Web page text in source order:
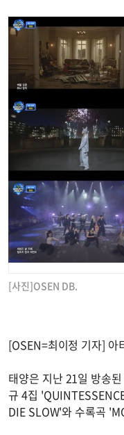
[사진]OSEN DB.
[OSEN=최이정 기자] 아
태양은 지난 21일 방송
규 4집
DIE SLOW'와 수록곡